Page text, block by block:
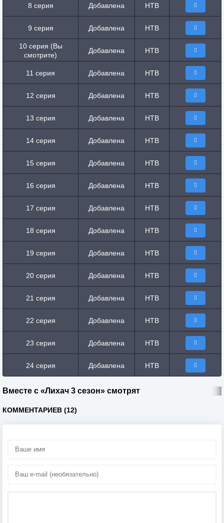
8 серия Добавлена НТВ
9 серия Добавлена НТВ
10 серия (Вы
смотрите)
Добавлена НТВ
11 серия Добавлена НТВ
12 серия Добавлена НТВ
13 серия Добавлена НТВ
14 серия Добавлена НТВ
15 серия Добавлена НТВ
16 серия Добавлена НТВ
17 серия Добавлена НТВ
18 серия Добавлена НТВ
19 серия Добавлена НТВ
20 серия Добавлена НТВ
21 серия Добавлена НТВ
22 серия Добавлена НТВ
23 серия Добавлена НТВ
24 серия Добавлена НТВ
Вместе с «Лихач 3 сезон» смотрят
КОММЕНТАРИЕВ (12)